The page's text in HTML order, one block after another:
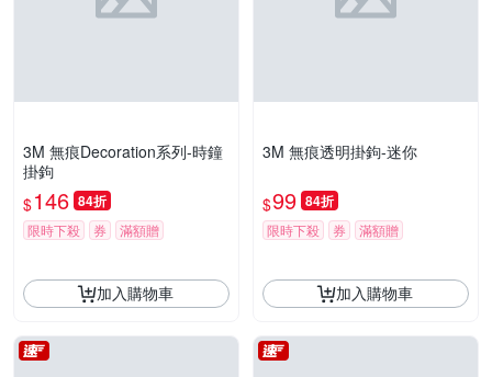
3M 無痕Decoration系列-時鐘
掛鉤
$146 84折
限時下殺 券 滿額贈
加入購物車
3M 無痕透明掛鉤-迷你
$99 84折
限時下殺 券 滿額贈
加入購物車